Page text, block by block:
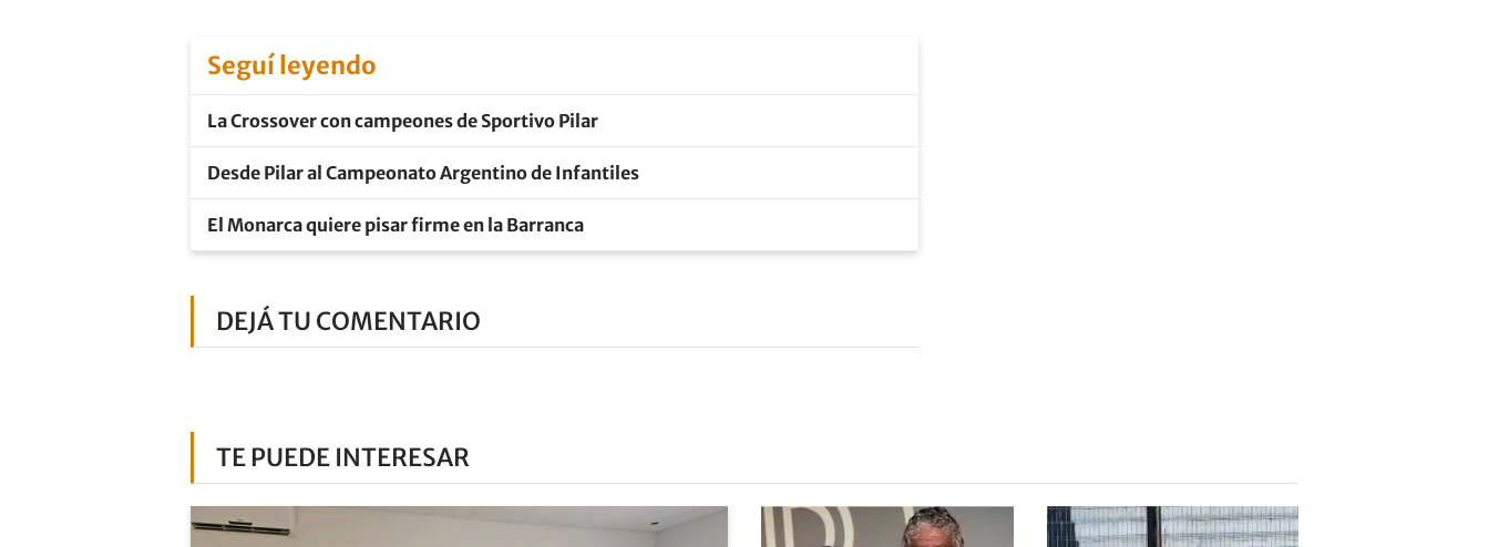
Seguí leyendo
La Crossover con campeones de Sportivo Pilar
Desde Pilar al Campeonato Argentino de Infantiles
El Monarca quiere pisar firme en la Barranca
DEJÁ TU COMENTARIO
TE PUEDE INTERESAR